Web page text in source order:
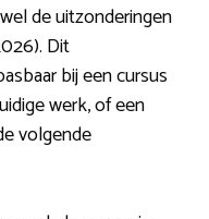
de uitzonderingen
Dit
bij een cursus
werk, of een
volgende